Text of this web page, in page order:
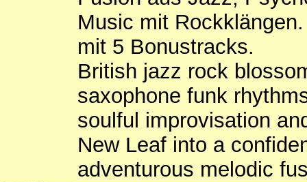
Music mit
mit 5 Bonustracks.
British jazz rock
saxophone funk
soulful improvisation
New Leaf into a
adventurous melodic